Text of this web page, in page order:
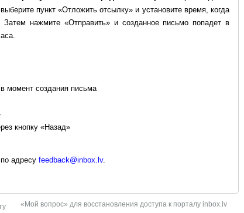
пункт «Отложить отсылку» и установите время, когда
нажмите «Отправить» и созданное письмо попадет в
момент создания письма
кнопку «Назад»
адресу feedback@inbox.lv.
«Мой вопрос» для восстановления доступа к порталу inbox.lv